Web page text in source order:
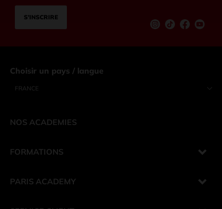
S’INSCRIRE
Choisir un pays / langue
FRANCE
NOS ACADEMIES
FORMATIONS
PARIS ACADEMY